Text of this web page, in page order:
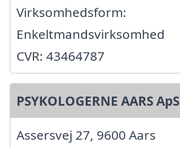
Virksomhedsform:
Enkeltmandsvirksomhed
CVR: 43464787
PSYKOLOGERNE AARS ApS
Assersvej 27, 9600 Aars